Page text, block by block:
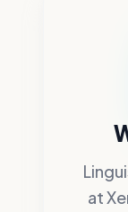
at